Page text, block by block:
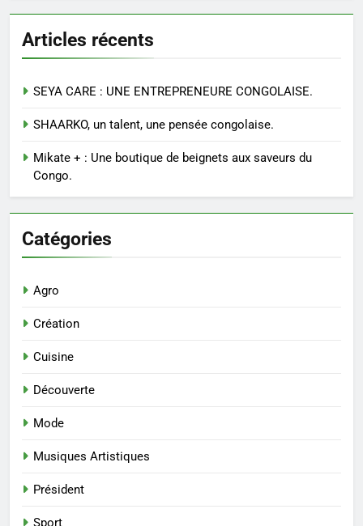
Articles récents
SEYA CARE : UNE ENTREPRENEURE CONGOLAISE.
SHAARKO, un talent, une pensée congolaise.
Mikate + : Une boutique de beignets aux saveurs du
Congo.
Catégories
Agro
Création
Cuisine
Découverte
Mode
Musiques Artistiques
Président
Sport